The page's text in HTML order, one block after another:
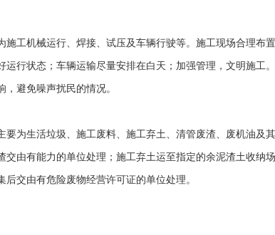
施工机械运行、焊接、试压及车辆行驶等。施工现场合理布
运行状态；车辆运输尽量安排在白天；加强管理，文明施工
避免噪声扰民的情况。
要为生活垃圾、施工废料、施工弃土、清管废渣、废机油及
交由有能力的单位处理；施工弃土运至指定的余泥渣土收纳
交由有危险废物经营许可证的单位处理。